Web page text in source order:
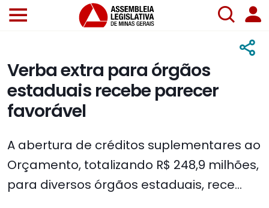
Verba extra para órgãos
estaduais recebe parecer
favorável
A abertura de créditos suplementares ao
Orçamento, totalizando R$ 248,9 milhões,
para diversos órgãos estaduais, rece...